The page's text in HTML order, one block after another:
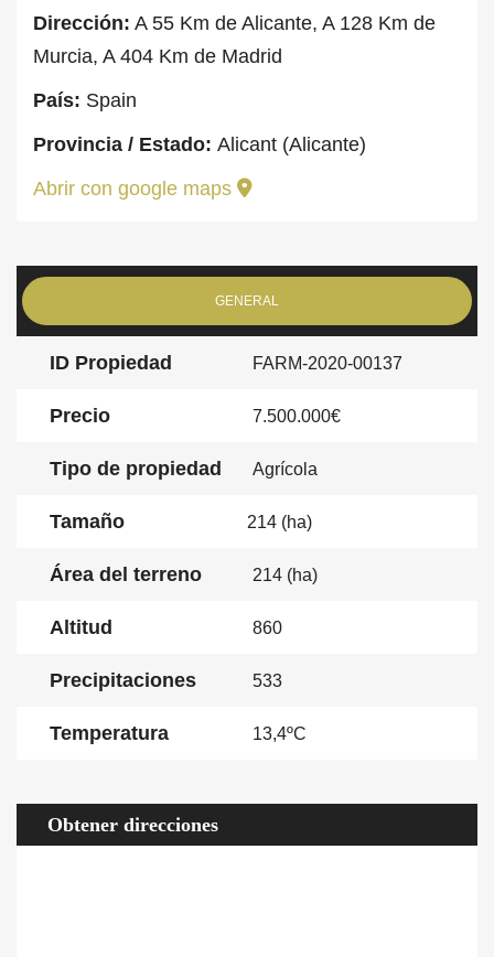
Dirección: A 55 Km de Alicante, A 128 Km de
Murcia, A 404 Km de Madrid
País: Spain
Provincia / Estado: Alicant (Alicante)
Abrir con google maps
GENERAL
ID Propiedad FARM-2020-00137
Precio 7.500.000€
Tipo de propiedad Agrícola
Tamaño 214 (ha)
Área del terreno 214 (ha)
Altitud 860
Precipitaciones 533
Temperatura 13,4ºC
Obtener direcciones